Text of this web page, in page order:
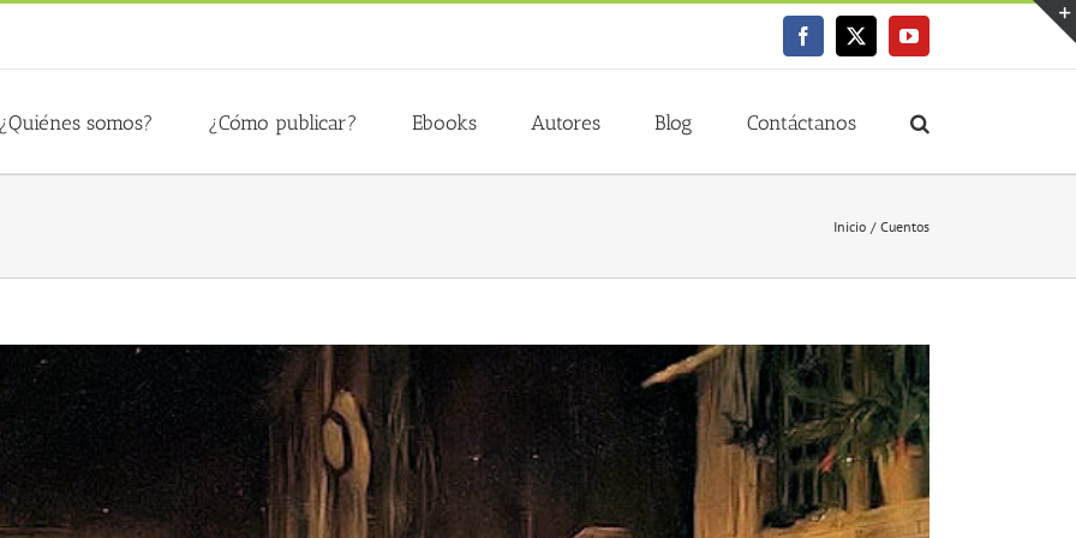
Facebook
X YouTube
¿Quiénes somos? ¿Cómo publicar? Ebooks Autores Blog Contáctanos
Inicio Cuentos